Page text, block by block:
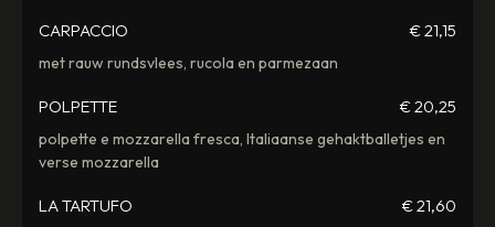
CARPACCIO € 21,15
met rauw rundsvlees, rucola en parmezaan
POLPETTE € 20,25
polpette e mozzarella fresca, Italiaanse gehaktballetjes en
verse mozzarella
LA TARTUFO € 21,60